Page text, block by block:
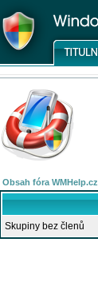
Obsah fóra WMHelp.cz
Skupiny bez členů